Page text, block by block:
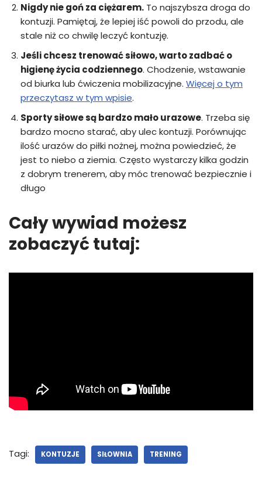
Nigdy nie goń za ciężarem. To najszybsza droga do
kontuzji. Pamiętaj, że lepiej iść powoli do przodu, ale
stale niż co chwilę leczyć kontuzję.
Jeśli chcesz trenować siłowo, warto zadbać o
higienę życia codziennego. Chodzenie, wstawanie
od biurka lub ćwiczenia mobilizacyjne. Więcej o tym
przeczytasz w tym wpisie.
Sporty siłowe są bardzo mało urazowe. Trzeba się
bardzo mocno starać, aby ulec kontuzji. Porównując
ilość urazów do piłki nożnej, można powiedzieć, że
jest to niebo a ziemia. Często wystarczy kilka godzin
z dobrym trenerem, aby móc trenować bezpiecznie i
długo
Cały wywiad możesz
zobaczyć tutaj:
Tagi: KONTUZJE SIŁOWNIA TRENING